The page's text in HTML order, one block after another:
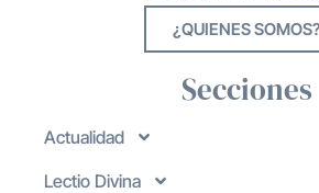
¿QUIENES SOMOS?
Secciones
Actualidad
Lectio Divina